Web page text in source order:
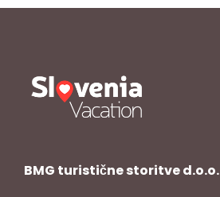
BMG turistične storitve d.o.o.